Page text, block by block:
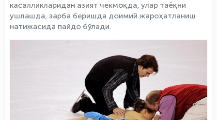
касалликларидан азият чекмоқда, улар таёқни
ушлашда, зарба беришда доимий жароҳатланиш
натижасида пайдо бўлади.